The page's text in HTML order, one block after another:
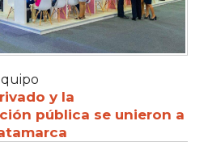
y la
pública se unieron a